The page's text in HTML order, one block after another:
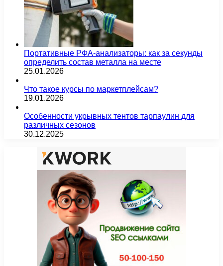
Портативные РФА-анализаторы: как за секунды
определить состав металла на месте
25.01.2026
Что такое курсы по маркетплейсам?
19.01.2026
Особенности укрывных тентов тарпаулин для
различных сезонов
30.12.2025